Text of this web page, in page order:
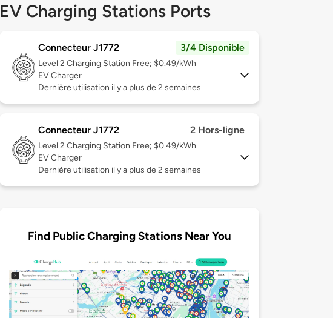
EV Charging Stations Ports
Connecteur J1772 3/4 Disponible
Level 2 Charging Station Free; $0.49/kWh
EV Charger
Dernière utilisation il y a plus de 2 semaines
Connecteur J1772 2 Hors-ligne
Level 2 Charging Station Free; $0.49/kWh
EV Charger
Dernière utilisation il y a plus de 2 semaines
Find Public Charging Stations Near You